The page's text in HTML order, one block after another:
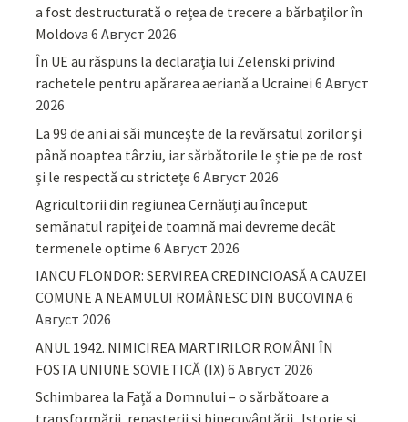
a fost destructurată o rețea de trecere a bărbaților în
Moldova 6 Август 2026
În UE au răspuns la declarația lui Zelenski privind
rachetele pentru apărarea aeriană a Ucrainei 6 Август
2026
La 99 de ani ai săi muncește de la revărsatul zorilor și
până noaptea târziu, iar sărbătorile le știe pe de rost
și le respectă cu strictețe 6 Август 2026
Agricultorii din regiunea Cernăuți au început
semănatul rapiței de toamnă mai devreme decât
termenele optime 6 Август 2026
IANCU FLONDOR: SERVIREA CREDINCIOASĂ A CAUZEI
COMUNE A NEAMULUI ROMÂNESC DIN BUCOVINA6
Август 2026
ANUL 1942. NIMICIREA MARTIRILOR ROMÂNI ÎN
FOSTA UNIUNE SOVIETICĂ (IX) 6 Август 2026
Schimbarea la Față a Domnului – o sărbătoare a